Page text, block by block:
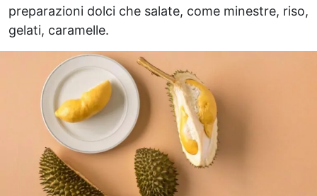
preparazioni dolci che salate, come minestre, riso,
gelati, caramelle.